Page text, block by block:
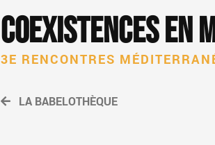
Coexistences en
3E RENCONTRES
LA BABELOTHÈQUE